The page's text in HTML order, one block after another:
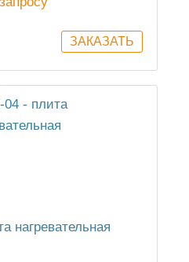
нагревательная